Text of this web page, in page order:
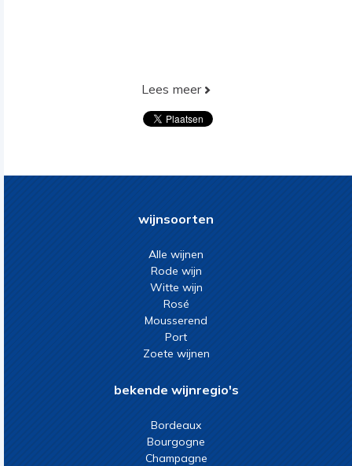
Lees meer
wijnsoorten
Alle wijnen
Rode wijn
Witte wijn
Rosé
Mousserend
Port
Zoete wijnen
bekende wijnregio's
Bordeaux
Bourgogne
Champagne